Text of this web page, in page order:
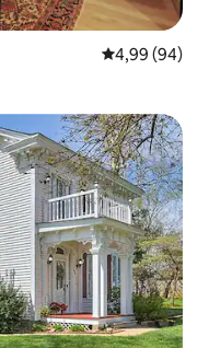
საშუალო
4,99 (94)